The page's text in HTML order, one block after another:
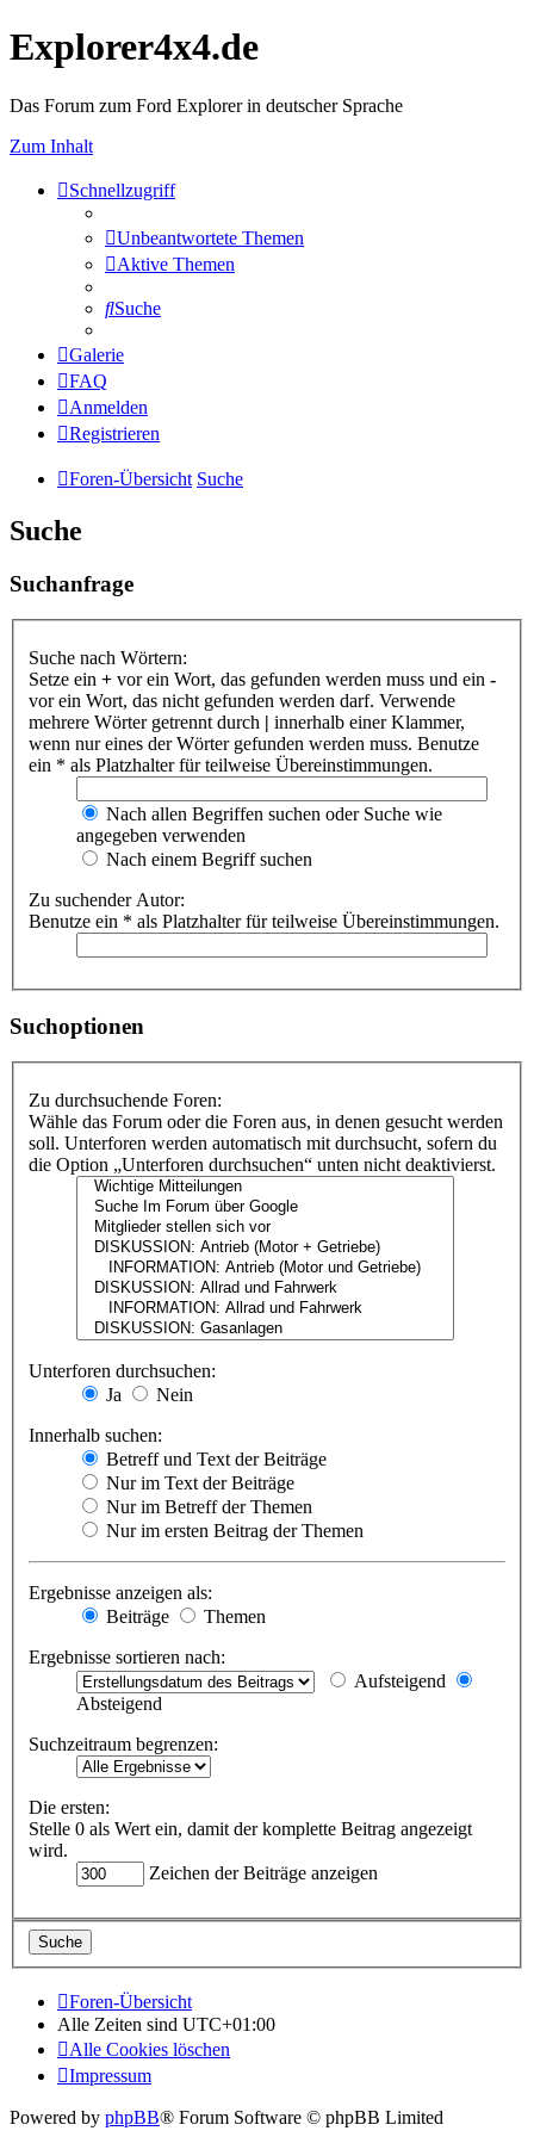
Explorer4x4.de
Das Forum zum Ford Explorer in deutscher Sprache
Zum Inhalt
Schnellzugriff
Unbeantwortete Themen
Aktive Themen
Suche
Galerie
FAQ
Anmelden
Registrieren
Foren-Übersicht Suche
Suche
Suchanfrage
Suche nach Wörtern:
Setze ein + vor ein Wort, das gefunden werden muss und ein -
vor ein Wort, das nicht gefunden werden darf. Verwende
mehrere Wörter getrennt durch | innerhalb einer Klammer,
wenn nur eines der Wörter gefunden werden muss. Benutze
ein * als Platzhalter für teilweise Übereinstimmungen.
Nach allen Begriffen suchen oder Suche wie
angegeben verwenden
Nach einem Begriff suchen
Zu suchender Autor:
Benutze ein * als Platzhalter für teilweise Übereinstimmungen.
Suchoptionen
Zu durchsuchende Foren:
Wähle das Forum oder die Foren aus, in denen gesucht werden
soll. Unterforen werden automatisch mit durchsucht, sofern du
die Option „Unterforen durchsuchen“ unten nicht deaktivierst.
Unterforen durchsuchen:
Ja
Nein
Innerhalb suchen:
Betreff und Text der Beiträge
Nur im Text der Beiträge
Nur im Betreff der Themen
Nur im ersten Beitrag der Themen
Ergebnisse anzeigen als:
Beiträge
Themen
Ergebnisse sortieren nach:
Aufsteigend
Absteigend
Suchzeitraum begrenzen:
Die ersten:
Stelle 0 als Wert ein, damit der komplette Beitrag angezeigt
wird.
Zeichen der Beiträge anzeigen
Foren-Übersicht
Alle Zeiten sind UTC+01:00
Alle Cookies löschen
Impressum
Powered by phpBB® Forum Software © phpBB Limited